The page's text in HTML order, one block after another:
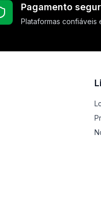
Pagamento
Plataformas confiáveis